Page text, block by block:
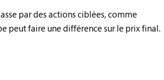
par des actions ciblées, comme
peut faire une différence sur le prix final.